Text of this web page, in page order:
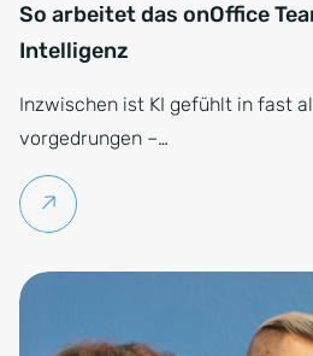
So arbeitet das onOffice
Intelligenz
Inzwischen ist KI gefühlt in fast
vorgedrungen –…
Weiterlesen